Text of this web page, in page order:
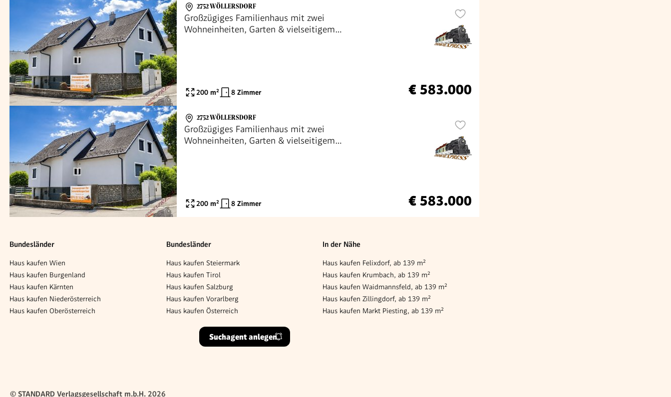
2752 WÖLLERSDORF
Großzügiges Familienhaus mit zwei
Wohneinheiten, Garten & vielseitigem
200 m² 8 Zimmer € 583.000
2752 WÖLLERSDORF
Großzügiges Familienhaus mit zwei
Wohneinheiten, Garten & vielseitigem
200 m² 8 Zimmer € 583.000
Bundesländer
Haus kaufen Wien
Haus kaufen Burgenland
Haus kaufen Kärnten
Haus kaufen Niederösterreich
Haus kaufen Oberösterreich
Bundesländer
Haus kaufen Steiermark
Haus kaufen Tirol
Haus kaufen Salzburg
Haus kaufen Vorarlberg
Haus kaufen Österreich
In der Nähe
Haus kaufen Felixdorf, ab 139 m²
Haus kaufen Krumbach, ab 139 m²
Haus kaufen Waidmannsfeld, ab 139 m²
Haus kaufen Zillingdorf, ab 139 m²
Haus kaufen Markt Piesting, ab 139 m²
Suchagent anlegen
© STANDARD Verlagsgesellschaft m.b.H. 2026